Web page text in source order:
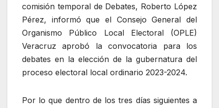
comisión temporal de Debates, Roberto López
Pérez, informó que el Consejo General del
Organismo Público Local Electoral (OPLE)
Veracruz aprobó la convocatoria para los
debates en la elección de la gubernatura del
proceso electoral local ordinario 2023-2024.
Por lo que dentro de los tres días siguientes a